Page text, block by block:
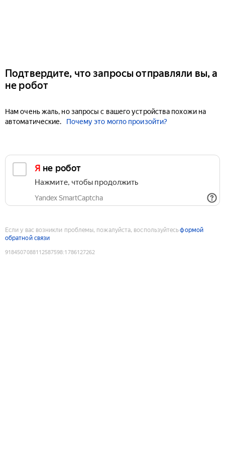
Подтвердите, что запросы отправляли вы, а
не робот
Нам очень жаль, но запросы с вашего устройства похожи на
автоматические.
Почему это могло произойти?
Я не робот
Нажмите, чтобы продолжить
Yandex SmartCaptcha
Если у вас возникли проблемы, пожалуйста, воспользуйтесьформой
обратной связи
9184507088112587598:1786127262